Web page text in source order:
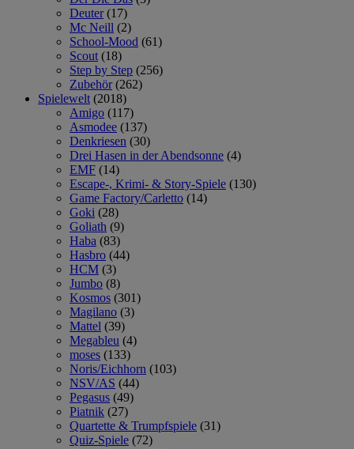
Deuter (17)
Mc Neill (2)
School-Mood (61)
Scout (18)
Step by Step (256)
Zubehör (262)
Spielewelt (2018)
Amigo (117)
Asmodee (137)
Denkriesen (30)
Drei Hasen in der Abendsonne (4)
EMF (14)
Escape-, Krimi- & Story-Spiele (130)
Game Factory/Carletto (14)
Goki (28)
Goliath (9)
Haba (83)
Hasbro (44)
HCM (3)
Jumbo (8)
Kosmos (301)
Magilano (3)
Mattel (39)
Megableu (4)
moses (133)
Noris/Eichhorn (103)
NSV/AS (44)
Pegasus (49)
Piatnik (27)
Quartette & Trumpfspiele (31)
Quiz-Spiele (72)